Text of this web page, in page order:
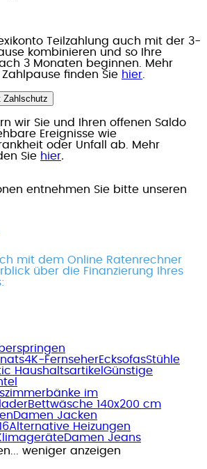
Teilzahlung auch mit der 3-
kombinieren und so Ihre
3 Monaten beginnen. Mehr
finden Sie hier.
Zahlschutz
wir Sie und Ihren offenen Saldo
Ereignisse wie
oder Unfall ab. Mehr
Sie hier.
entnehmen Sie bitte unseren
mit dem Online Ratenrechner
über die Finanzierung Ihres
4K-FernseherEcksofasStühle
Haushaltsartikel Günstige
im
Bettwäsche 140x200 cm
Damen Jacken
Alternative Heizungen
Damen Jeans
... weniger anzeigen